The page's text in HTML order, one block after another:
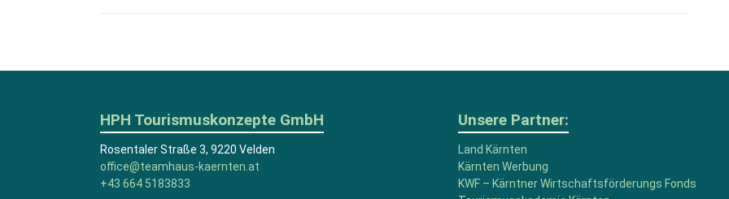
HPH Tourismuskonzepte GmbH
Rosentaler Straße 3, 9220 Velden
office@teamhaus-kaernten.at
+43 664 5183833
Unsere Partner:
Land Kärnten
Kärnten Werbung
KWF – Kärntner Wirtschaftsförderungs Fonds